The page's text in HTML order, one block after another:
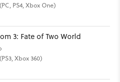
PS4, Xbox One)
3: Fate of Two World
Xbox 360)